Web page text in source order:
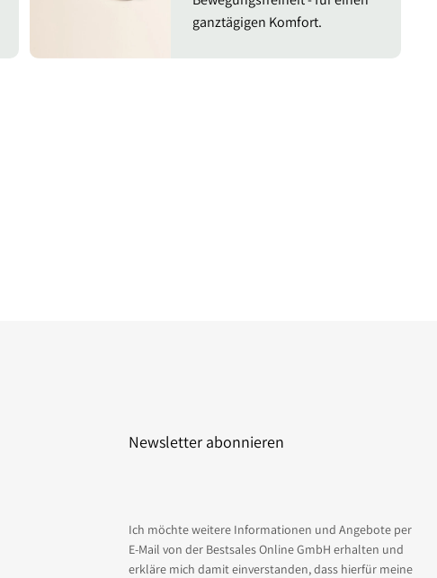
ganztägigen Komfort.
Newsletter abonnieren
Ich möchte weitere Informationen und Angebote per
E-Mail von der Bestsales Online GmbH erhalten und
erkläre mich damit einverstanden, dass hierfür meine